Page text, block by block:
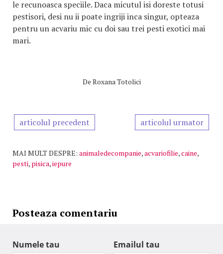
le recunoasca speciile. Daca micutul isi doreste totusi
pestisori, desi nu ii poate ingriji inca singur, opteaza
pentru un acvariu mic cu doi sau trei pesti exotici mai
mari.
De Roxana Totolici
articolul precedent articolul urmator
MAI MULT DESPRE: animaledecompanie,acvariofilie,caine,
pesti, pisica,iepure
Posteaza comentariu
Numele tau Emailul tau